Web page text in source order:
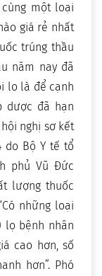
một loại
giá rẻ nhất
trúng thầu
năm nay đã
lo là để cạnh
dược đã hạn
nghị sơ kết
do Bộ Y tế tổ
phủ Vũ Đức
lượng thuốc
những loại
lọ bệnh nhân
cao hơn, số
hơn”. Phó